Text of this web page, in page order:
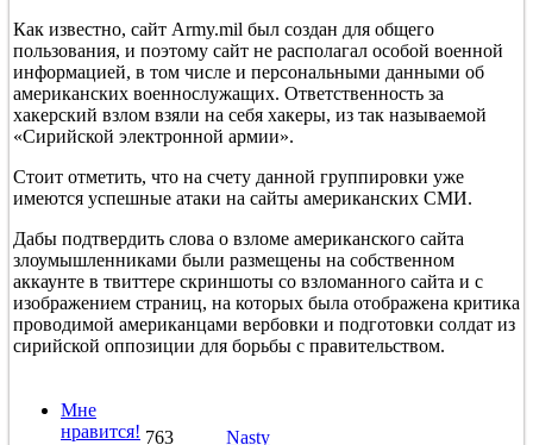
Как известно, сайт Army.mil был создан для общего
пользования, и поэтому сайт не располагал особой военной
информацией, в том числе и персональными данными об
американских военнослужащих. Ответственность за
хакерский взлом взяли на себя хакеры, из так называемой
«Сирийской электронной армии».
Стоит отметить, что на счету данной группировки уже
имеются успешные атаки на сайты американских СМИ.
Дабы подтвердить слова о взломе американского сайта
злоумышленниками были размещены на собственном
аккаунте в твиттере скриншоты со взломанного сайта и с
изображением страниц, на которых была отображена критика
проводимой американцами вербовки и подготовки солдат из
сирийской оппозиции для борьбы с правительством.
Мне
нравится! 763 Nasty